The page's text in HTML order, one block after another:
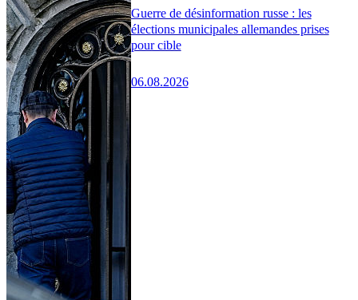
Guerre de désinformation russe : les
élections municipales allemandes prises
pour cible
06.08.2026